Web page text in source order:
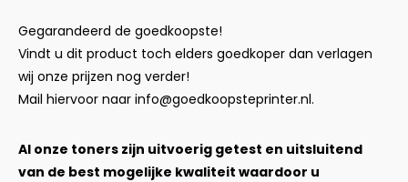
Gegarandeerd de goedkoopste!
Vindt u dit product toch elders goedkoper dan verlagen
wij onze prijzen nog verder!
Mail hiervoor naar info@goedkoopsteprinter.nl.
Al onze toners zijn uitvoerig getest en uitsluitend
van de best mogelijke kwaliteit waardoor u